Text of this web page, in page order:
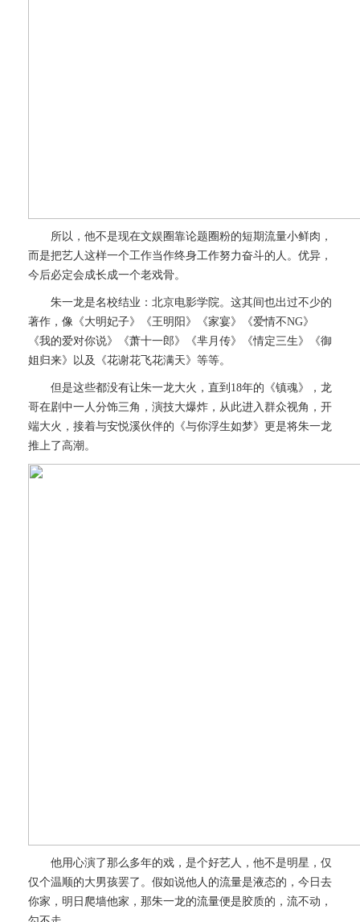
所以，他不是现在文娱圈靠论题圈粉的短期流量小鲜肉，
而是把艺人这样一个工作当作终身工作努力奋斗的人。优异，
今后必定会成长成一个老戏骨。
朱一龙是名校结业：北京电影学院。这其间也出过不少的
著作，像《大明妃子》《王明阳》《家宴》《爱情不NG》
《我的爱对你说》《萧十一郎》《芈月传》《情定三生》《御
姐归来》以及《花谢花飞花满天》等等。
但是这些都没有让朱一龙大火，直到18年的《镇魂》，龙
哥在剧中一人分饰三角，演技大爆炸，从此进入群众视角，开
端大火，接着与安悦溪伙伴的《与你浮生如梦》更是将朱一龙
推上了高潮。
他用心演了那么多年的戏，是个好艺人，他不是明星，仅
仅个温顺的大男孩罢了。假如说他人的流量是液态的，今日去
你家，明日爬墙他家，那朱一龙的流量便是胶质的，流不动，